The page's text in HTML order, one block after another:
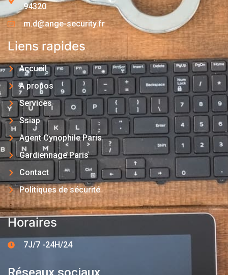
94320
m.d@ange-security.fr
Liens rapides
Accueil
A propos
Services
Ssiap
Agent Cynophile Paris
Gardiennage Paris
Contact
Politiques de sécurité
Horaires
7J/7 -24H/24